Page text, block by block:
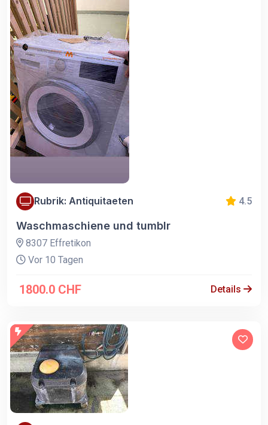
Rubrik: Antiquitaeten 4.5
Waschmaschiene und tumblr
8307 Effretikon
Vor 10 Tagen
1800.0 CHF Details